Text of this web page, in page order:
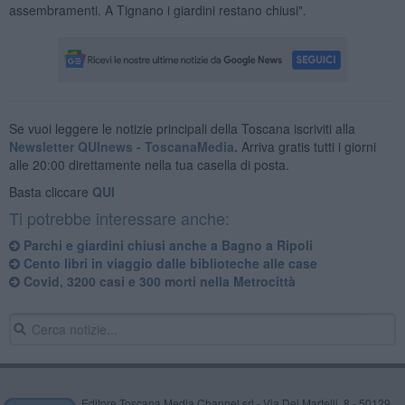
assembramenti. A Tignano i giardini restano chiusi".
Se vuoi leggere le notizie principali della Toscana iscriviti alla
Newsletter QUInews - ToscanaMedia. Arriva gratis tutti i giorni
alle 20:00 direttamente nella tua casella di posta.
Basta cliccare QUI
Ti potrebbe interessare anche:
Parchi e giardini chiusi anche a Bagno a Ripoli
Cento libri in viaggio dalle biblioteche alle case
Covid, 3200 casi e 300 morti nella Metrocittà